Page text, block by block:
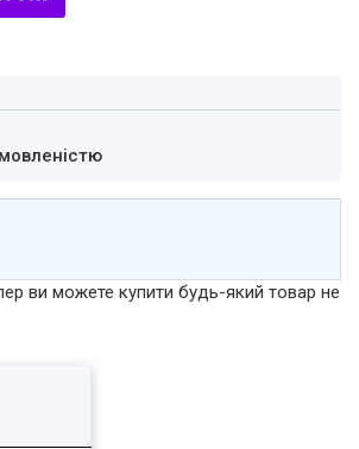
ви можете купити будь-який товар не